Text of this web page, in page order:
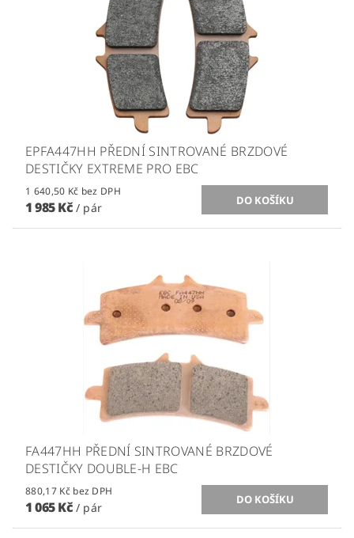
EPFA447HH PŘEDNÍ SINTROVANÉ BRZDOVÉ
DESTIČKY EXTREME PRO EBC
1 640,50 Kč bez DPH
1 985 Kč / pár
FA447HH PŘEDNÍ SINTROVANÉ BRZDOVÉ
DESTIČKY DOUBLE-H EBC
880,17 Kč bez DPH
1 065 Kč / pár